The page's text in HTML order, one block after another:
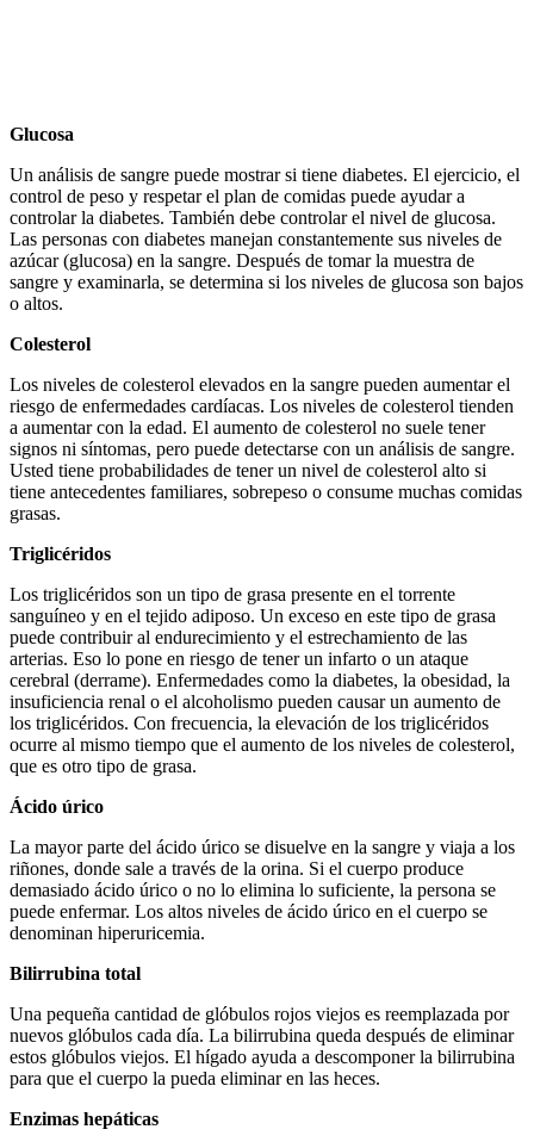
Glucosa
Un análisis de sangre puede mostrar si tiene diabetes. El ejercicio, el
control de peso y respetar el plan de comidas puede ayudar a
controlar la diabetes. También debe controlar el nivel de glucosa.
Las personas con diabetes manejan constantemente sus niveles de
azúcar (glucosa) en la sangre. Después de tomar la muestra de
sangre y examinarla, se determina si los niveles de glucosa son bajos
o altos.
Colesterol
Los niveles de colesterol elevados en la sangre pueden aumentar el
riesgo de enfermedades cardíacas. Los niveles de colesterol tienden
a aumentar con la edad. El aumento de colesterol no suele tener
signos ni síntomas, pero puede detectarse con un análisis de sangre.
Usted tiene probabilidades de tener un nivel de colesterol alto si
tiene antecedentes familiares, sobrepeso o consume muchas comidas
grasas.
Triglicéridos
Los triglicéridos son un tipo de grasa presente en el torrente
sanguíneo y en el tejido adiposo. Un exceso en este tipo de grasa
puede contribuir al endurecimiento y el estrechamiento de las
arterias. Eso lo pone en riesgo de tener un infarto o un ataque
cerebral (derrame). Enfermedades como la diabetes, la obesidad, la
insuficiencia renal o el alcoholismo pueden causar un aumento de
los triglicéridos. Con frecuencia, la elevación de los triglicéridos
ocurre al mismo tiempo que el aumento de los niveles de colesterol,
que es otro tipo de grasa.
Ácido úrico
La mayor parte del ácido úrico se disuelve en la sangre y viaja a los
riñones, donde sale a través de la orina. Si el cuerpo produce
demasiado ácido úrico o no lo elimina lo suficiente, la persona se
puede enfermar. Los altos niveles de ácido úrico en el cuerpo se
denominan hiperuricemia.
Bilirrubina total
Una pequeña cantidad de glóbulos rojos viejos es reemplazada por
nuevos glóbulos cada día. La bilirrubina queda después de eliminar
estos glóbulos viejos. El hígado ayuda a descomponer la bilirrubina
para que el cuerpo la pueda eliminar en las heces.
Enzimas hepáticas